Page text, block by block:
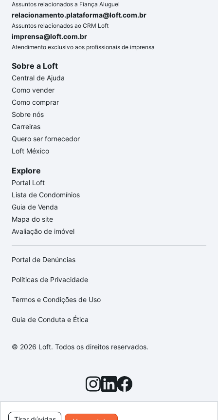
Assuntos relacionados a Fiança Aluguel
relacionamento.plataforma@loft.com.br
Assuntos relacionados ao CRM Loft
imprensa@loft.com.br
Atendimento exclusivo aos profissionais de imprensa
Sobre a Loft
Central de Ajuda
Como vender
Como comprar
Sobre nós
Carreiras
Quero ser fornecedor
Loft México
Explore
Portal Loft
Lista de Condomínios
Guia de Venda
Mapa do site
Avaliação de imóvel
Portal de Denúncias
Políticas de Privacidade
Termos e Condições de Uso
Guia de Conduta e Ética
© 2026 Loft. Todos os direitos reservados.